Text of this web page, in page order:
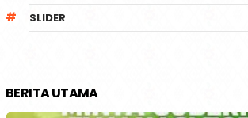
SLIDER
BERITA UTAMA